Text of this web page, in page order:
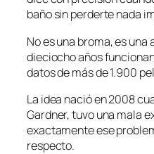
baño sin perderte nada
No es una broma, es una
dieciocho años
datos de más de 1.900
La idea nació en 2008
Gardner, tuvo una mala
exactamente ese
respecto.